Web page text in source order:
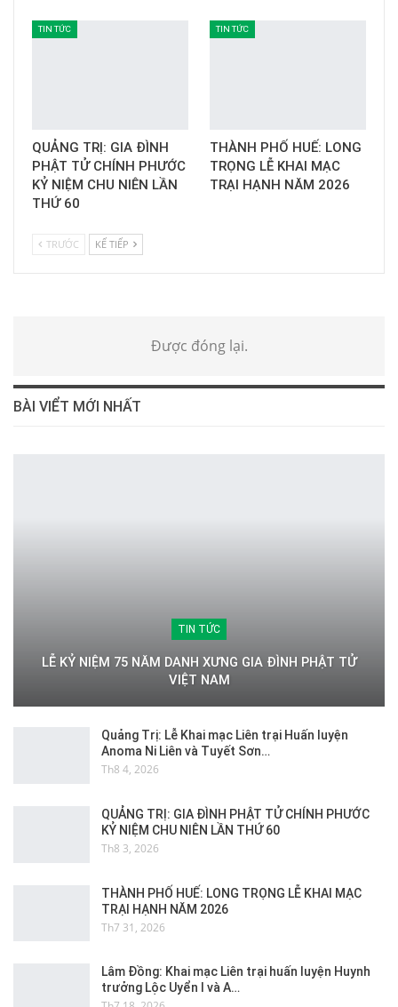
TIN TỨC
QUẢNG TRỊ: GIA ĐÌNH
PHẬT TỬ CHÍNH PHƯỚC
KỶ NIỆM CHU NIÊN LẦN
THỨ 60
TIN TỨC
THÀNH PHỐ HUẾ: LONG
TRỌNG LỄ KHAI MẠC
TRẠI HẠNH NĂM 2026
TRƯỚC KẾ TIẾP
Được đóng lại.
BÀI VIỂT MỚI NHẤT
TIN TỨC
LỄ KỶ NIỆM 75 NĂM DANH XƯNG GIA ĐÌNH PHẬT TỬ
VIỆT NAM
Quảng Trị: Lễ Khai mạc Liên trại Huấn luyện
Anoma Ni Liên và Tuyết Sơn…
Th8 4, 2026
QUẢNG TRỊ: GIA ĐÌNH PHẬT TỬ CHÍNH PHƯỚC
KỶ NIỆM CHU NIÊN LẦN THỨ 60
Th8 3, 2026
THÀNH PHỐ HUẾ: LONG TRỌNG LỄ KHAI MẠC
TRẠI HẠNH NĂM 2026
Th7 31, 2026
Lâm Đồng: Khai mạc Liên trại huấn luyện Huynh
trưởng Lộc Uyển I và A…